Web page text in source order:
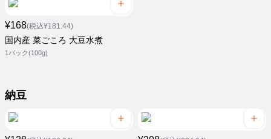
¥168(税込¥181.44)
国内産 菜ごころ 大豆水煮
1パック(100g)
納豆